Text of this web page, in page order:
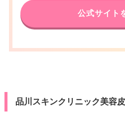
公式サイト
品川スキンクリニック美容